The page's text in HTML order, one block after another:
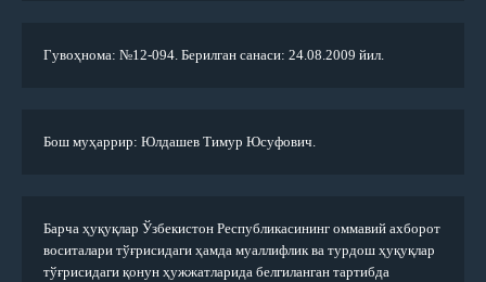
Гувоҳнома: №12-094. Берилган санаси: 24.08.2009 йил.
Бош муҳаррир: Юлдашев Тимур Юсуфович.
Барча ҳуқуқлар Ўзбекистон Республикасининг оммавий ахборот
воситалари тўғрисидаги ҳамда муаллифлик ва турдош ҳуқуқлар
тўғрисидаги қонун ҳужжатларида белгиланган тартибда